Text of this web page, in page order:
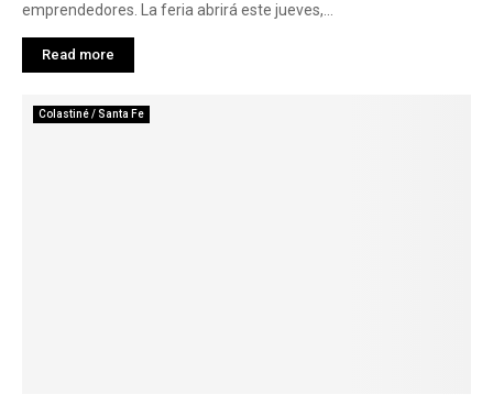
emprendedores. La feria abrirá este jueves,...
Read more
Colastiné / Santa Fe